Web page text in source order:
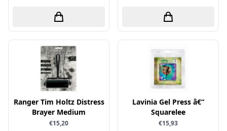
Totally - Tiffany
van Gogh
Versa Magic Dew Drop
Versafine
Verschillende
WeR Memory
Ranger Tim Holtz Distress
Brayer Medium
€15,20
Lavinia Gel Press â€“
Squarelee
€15,93